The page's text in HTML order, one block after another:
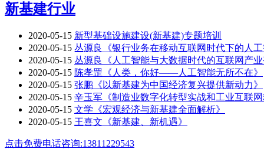
新基建行业
2020-05-15 新型基础设施建设(新基建)专题培训
2020-05-15 丛源良《银行业务在移动互联网时代下的人
2020-05-15 丛源良《人工智能与大数据时代的互联网产
2020-05-15 陈孝罡《人类，你好——人工智能无所不在》
2020-05-15 张鹏《以新基建为中国经济复兴提供新动力》
2020-05-15 辛玉军《制造业数字化转型实战和工业互联
2020-05-15 文学《宏观经济与新基建全面解析》
2020-05-15 王喜文《新基建、新机遇》
点击免费电话咨询:13811229543